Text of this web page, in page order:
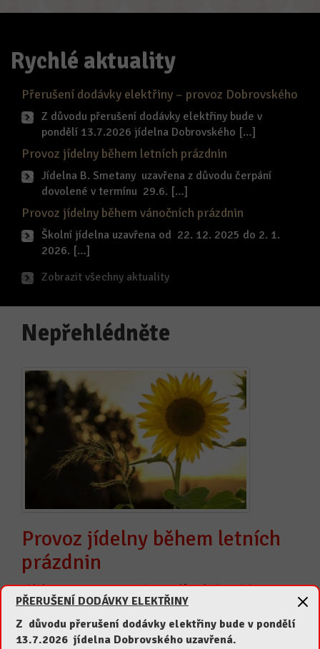
PŘERUŠENÍ DODÁVKY ELEKTŘINY
Z důvodu přerušení dodávky elektřiny bude v pondělí
13.7.2026 jídelna Dobrovského uzavřená.
Rychlé aktuality
Přerušení dodávky elektřiny – provoz Dobrovského
Z důvodu přerušení dodávky elektřiny bude v
pondělí 13.7.2026 jídelna Dobrovského […]
Provoz jídelny během letních prázdnin
Jídelna B. Smetany uzavřena z důvodu čerpání
dovolené v termínu 29.6. […]
Provoz jídelny během vánočních prázdnin
Školní jídelna uzavřena od 22. 12. 2025 do 2. 1.
2026. […]
Zobrazit všechny aktuality
Nepřehlédněte
Provoz jídelny během letních
prázdnin
Jídelna B. Smetany uzavřena z důvodu čerpání
dovolené v termínu 29.6. […]
Zobrazit více